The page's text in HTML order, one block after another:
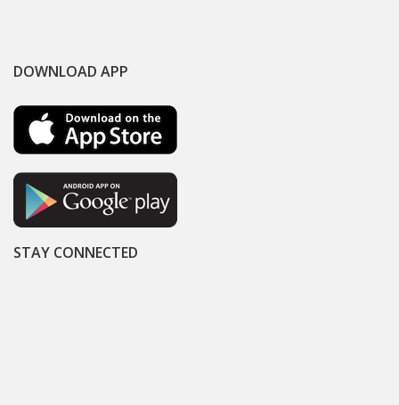
DOWNLOAD APP
STAY CONNECTED